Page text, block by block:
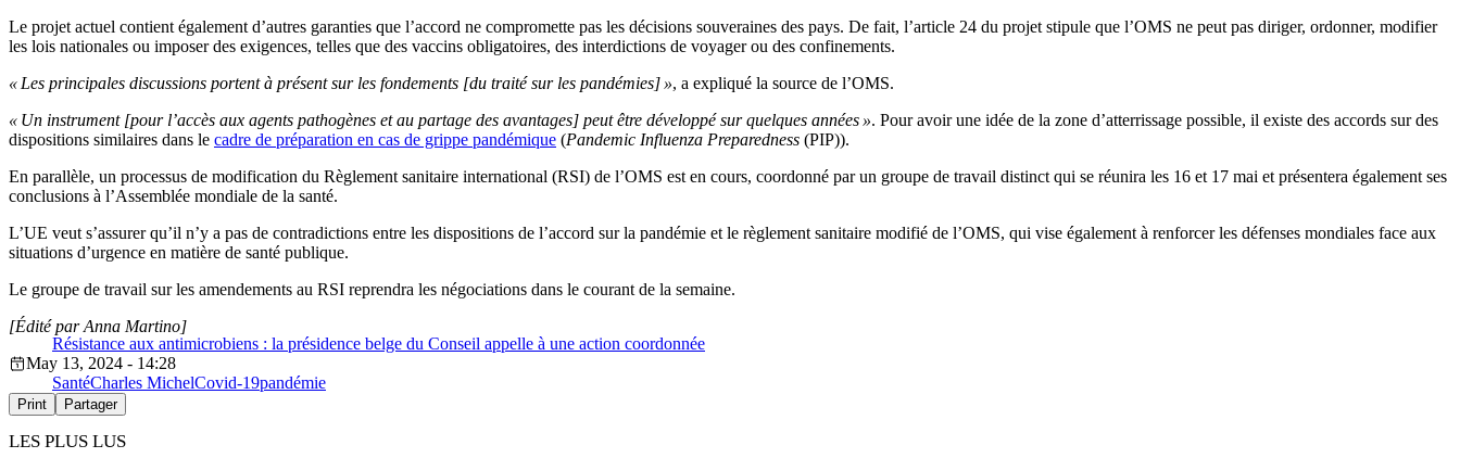
Le projet actuel contient également d’autres garanties que l’accord ne compromette pas les décisions souveraines des pays. De fait, l’article 24 du projet stipule que l’OMS ne peut pas diriger, ordonner, modifier
les lois nationales ou imposer des exigences, telles que des vaccins obligatoires, des interdictions de voyager ou des confinements.
« Les principales discussions portent à présent sur les fondements [du traité sur les pandémies] », a expliqué la source de l’OMS.
« Un instrument [pour l’accès aux agents pathogènes et au partage des avantages] peut être développé sur quelques années ». Pour avoir une idée de la zone d’atterrissage possible, il existe des accords sur des
dispositions similaires dans le cadre de préparation en cas de grippe pandémique (Pandemic Influenza Preparedness (PIP)).
En parallèle, un processus de modification du Règlement sanitaire international (RSI) de l’OMS est en cours, coordonné par un groupe de travail distinct qui se réunira les 16 et 17 mai et présentera également ses
conclusions à l’Assemblée mondiale de la santé.
L’UE veut s’assurer qu’il n’y a pas de contradictions entre les dispositions de l’accord sur la pandémie et le règlement sanitaire modifié de l’OMS, qui vise également à renforcer les défenses mondiales face aux
situations d’urgence en matière de santé publique.
Le groupe de travail sur les amendements au RSI reprendra les négociations dans le courant de la semaine.
Résistance aux antimicrobiens : la présidence belge du Conseil appelle à une action coordonnée
[Édité par Anna Martino]
May 13, 2024 - 14:28
SantéCharles MichelCovid-19pandémie
Print Partager
LES PLUS LUS